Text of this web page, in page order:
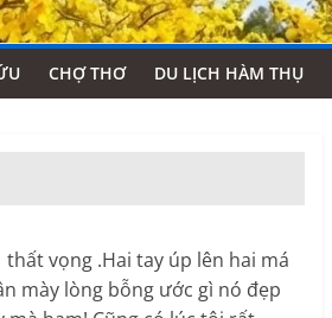
CHỢ THƠ DU LỊCH HÀM THỤ
vọng .Hai tay úp lên hai má
mày lòng bỗng ước gì nó đẹp